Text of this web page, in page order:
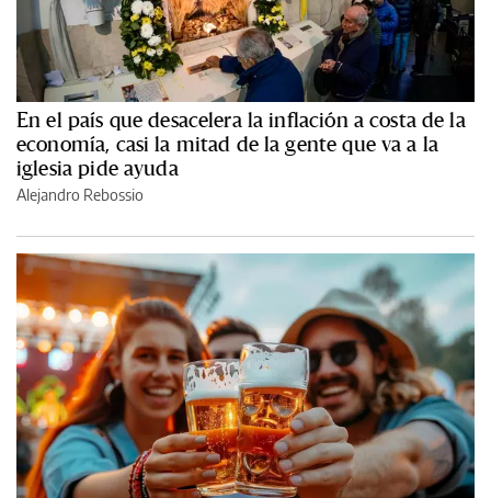
En el país que desacelera la inflación a costa de la
economía, casi la mitad de la gente que va a la
iglesia pide ayuda
Alejandro Rebossio